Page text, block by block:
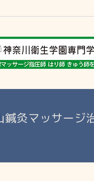
鍼灸マッサージ